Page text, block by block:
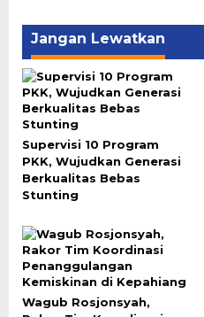
Jangan Lewatkan
Supervisi 10 Program
PKK, Wujudkan Generasi
Berkualitas Bebas
Stunting
Wagub Rosjonsyah,